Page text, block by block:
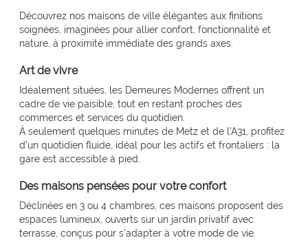
Découvrez nos maisons de ville élégantes aux finitions
soignées, imaginées pour allier confort, fonctionnalité et
nature, à proximité immédiate des grands axes.
Art de vivre
Idéalement situées, les Demeures Modernes offrent un
cadre de vie paisible, tout en restant proches des
commerces et services du quotidien.
À seulement quelques minutes de Metz et de l’A31, profitez
d’un quotidien fluide, idéal pour les actifs et frontaliers : la
gare est accessible à pied.
Des maisons pensées pour votre confort
Déclinées en 3 ou 4 chambres, ces maisons proposent des
espaces lumineux, ouverts sur un jardin privatif avec
terrasse, conçus pour s’adapter à votre mode de vie.